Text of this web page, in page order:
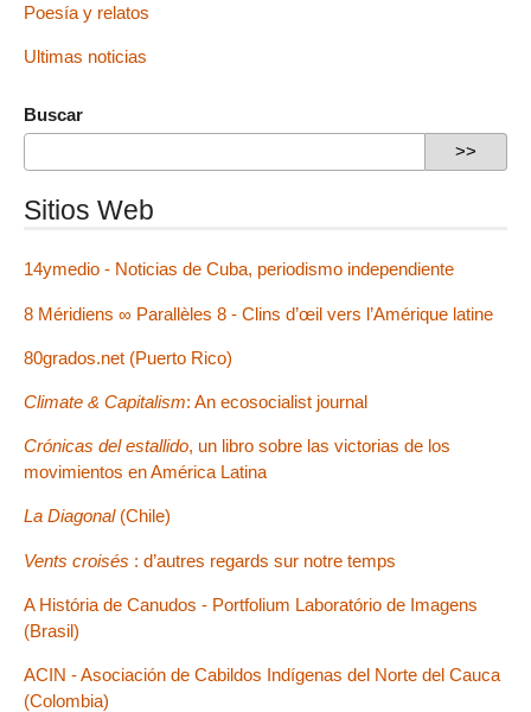
Poesía y relatos
Ultimas noticias
Buscar
Sitios Web
14ymedio - Noticias de Cuba, periodismo independiente
8 Méridiens ∞ Parallèles 8 - Clins d’œil vers l’Amérique latine
80grados.net (Puerto Rico)
Climate & Capitalism: An ecosocialist journal
Crónicas del estallido, un libro sobre las victorias de los
movimientos en América Latina
La Diagonal(Chile)
Vents croisés : d’autres regards sur notre temps
A História de Canudos - Portfolium Laboratório de Imagens
(Brasil)
ACIN - Asociación de Cabildos Indígenas del Norte del Cauca
(Colombia)